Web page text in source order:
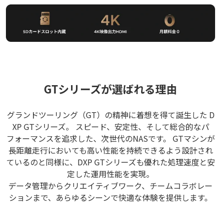
GTシリーズが選ばれる理由
グランドツーリング（GT）の精神に着想を得て誕生した D
XP GTシリーズ。 スピード、安定性、そして総合的なパ
フォーマンスを追求した、次世代のNASです。 GTマシンが
長距離走行においても高い性能を持続できるよう設計され
ているのと同様に、DXP GTシリーズも優れた処理速度と安
定した運用性能を実現。
データ管理からクリエイティブワーク、チームコラボレー
ションまで、あらゆるシーンで快適な体験を提供します。